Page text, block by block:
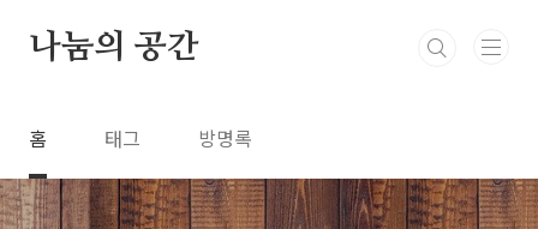
나눔의 공간
홈 태그 방명록